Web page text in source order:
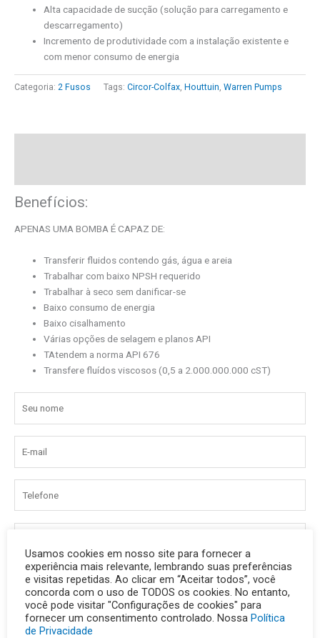
Alta capacidade de sucção (solução para carregamento e
descarregamento)
Incremento de produtividade com a instalação existente e
com menor consumo de energia
Categoria: 2 Fusos Tags: Circor-Colfax Houttuin Warren Pumps
Benefícios:
APENAS UMA BOMBA É CAPAZ DE:
Transferir fluidos contendo gás, água e areia
Trabalhar com baixo NPSH requerido
Trabalhar à seco sem danificar-se
Baixo consumo de energia
Baixo cisalhamento
Várias opções de selagem e planos API
TAtendem a norma API 676
Transfere fluídos viscosos (0,5 a 2.000.000.000 cST)
Usamos cookies em nosso site para fornecer a
experiência mais relevante, lembrando suas preferências
e visitas repetidas. Ao clicar em “Aceitar todos”, você
concorda com o uso de TODOS os cookies. No entanto,
você pode visitar "Configurações de cookies" para
fornecer um consentimento controlado. Nossa Política
de Privacidade